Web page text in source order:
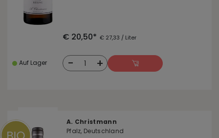
€ 20,50* € 27,33 / Liter
Auf Lager - 1 +
A. Christmann
Pfalz, Deutschland